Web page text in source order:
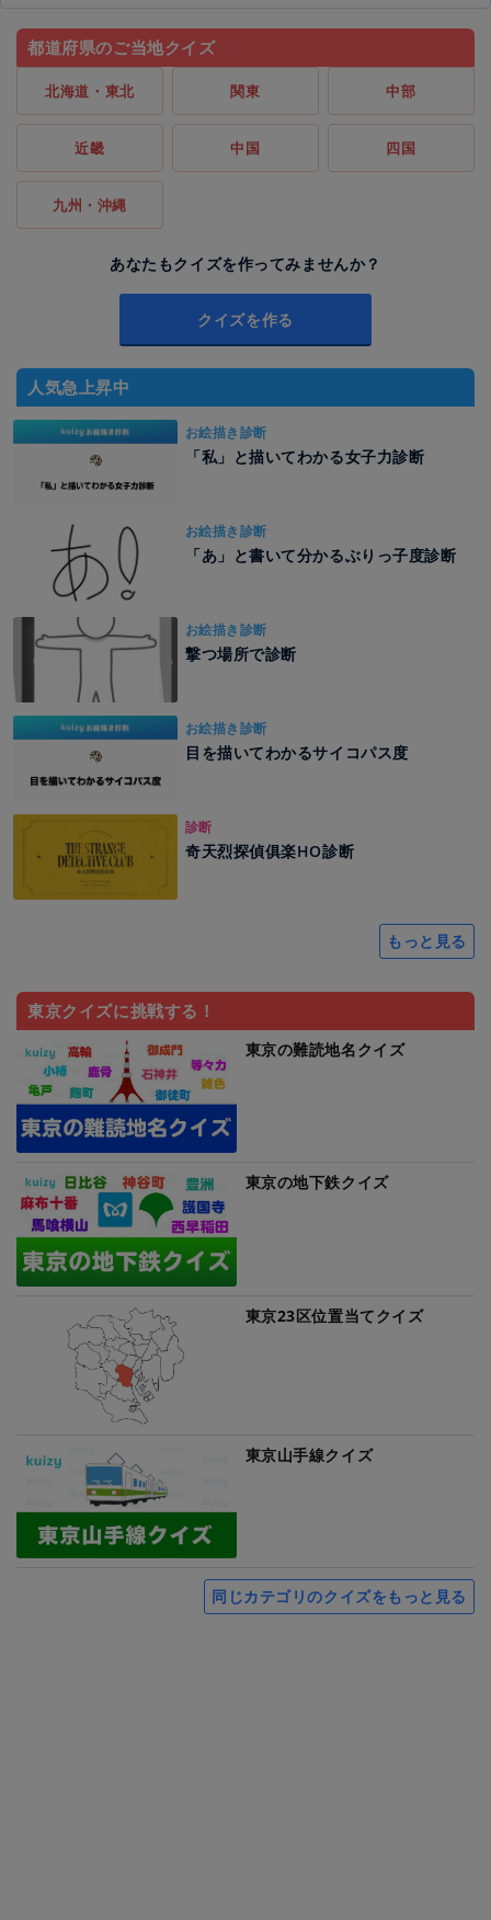
都道府県のご当地クイズ
北海道・東北 関東 中部
近畿 中国 四国
九州・沖縄
あなたもクイズを作ってみませんか？
クイズを作る
人気急上昇中
お絵描き診断
「私」と描いてわかる女子力診断
お絵描き診断
「あ」と書いて分かるぶりっ子度診断
お絵描き診断
撃つ場所で診断
お絵描き診断
目を描いてわかるサイコパス度
診断
奇天烈探偵俱楽HO診断
もっと見る
東京クイズに挑戦する！
東京の難読地名クイズ
東京の地下鉄クイズ
東京23区位置当てクイズ
東京山手線クイズ
同じカテゴリのクイズをもっと見る